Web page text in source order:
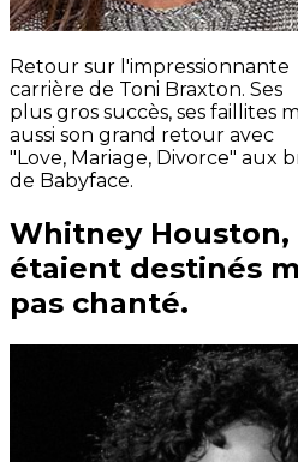
Retour sur l'impressionnante
carrière de Toni Braxton. Ses
plus gros succès, ses faillites
aussi son grand retour avec
"Love, Mariage, Divorce" aux
de Babyface.
Whitney
étaient destinés
pas chanté.